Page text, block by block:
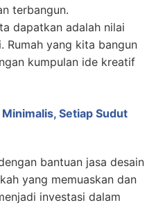
terbangun.
dapatkan adalah nilai
Rumah yang kita bangun
kumpulan ide kreatif
Setiap Sudut
bantuan jasa desain
yang memuaskan dan
investasi dalam